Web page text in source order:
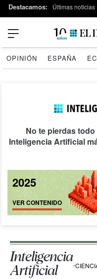
Destacamos: Últimas noticias
OPINIÓN ESPAÑA
No te pierdas
Inteligencia Artificial
2025
VER CONTENIDO
Inteligencia
Artificial